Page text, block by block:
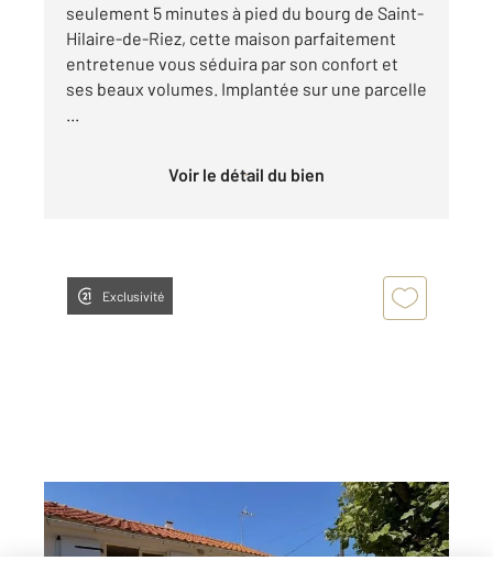
seulement 5 minutes à pied du bourg de Saint-
Hilaire-de-Riez, cette maison parfaitement
entretenue vous séduira par son confort et
ses beaux volumes. Implantée sur une parcelle
Voir le détail du bien
Exclusivité
ST HILAIRE DE RIEZ 85
73,74 m2, 4 pièces
Ref : 6110